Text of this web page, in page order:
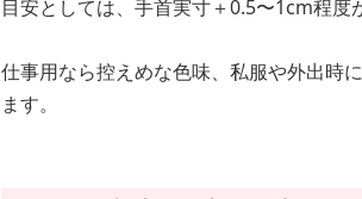
目安としては、手首実寸＋0.5〜1cm程度
仕事用なら控えめな色味、私服や外出時
ます。